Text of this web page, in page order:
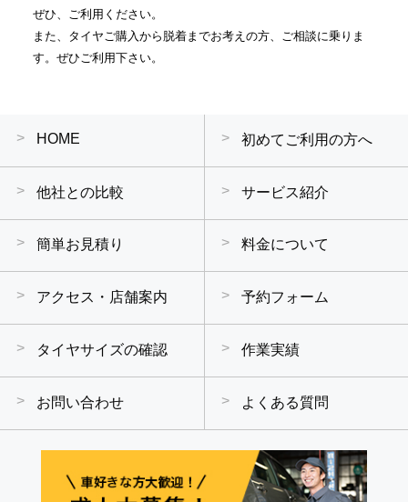
ぜひ、ご利用ください。
また、タイヤご購入から脱着までお考えの方、ご相談に乗りま
す。ぜひご利用下さい。
HOME 初めてご利用の方へ
他社との比較 サービス紹介
簡単お見積り 料金について
アクセス・店舗案内 予約フォーム
タイヤサイズの確認 作業実績
お問い合わせ よくある質問